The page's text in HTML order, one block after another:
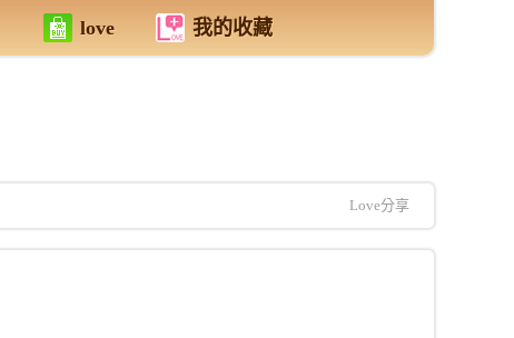
love 我的收藏
Love分享